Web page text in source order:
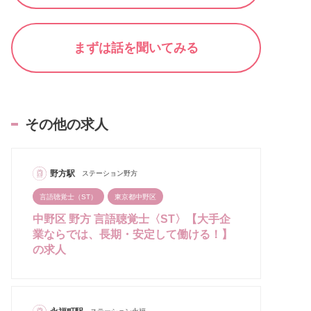
まずは話を聞いてみる
その他の求人
野方駅 ステーション野方
言語聴覚士（ST） 東京都中野区
中野区 野方 言語聴覚士〈ST〉【大手企
業ならでは、長期・安定して働ける！】
の求人